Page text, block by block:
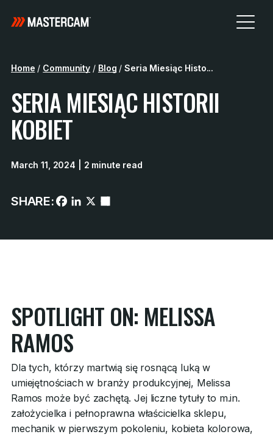
Home / Community / Blog / Seria Miesiąc Histo...
SERIA MIESIĄC HISTORII
KOBIET
March 11, 2024 | 2 minute read
SHARE:
SPOTLIGHT ON: MELISSA
RAMOS
Dla tych, którzy martwią się rosnącą luką w
umiejętnościach w branży produkcyjnej, Melissa
Ramos może być zachętą. Jej liczne tytuły to m.in.
założycielka i pełnoprawna właścicielka sklepu,
mechanik w pierwszym pokoleniu, kobieta kolorowa,